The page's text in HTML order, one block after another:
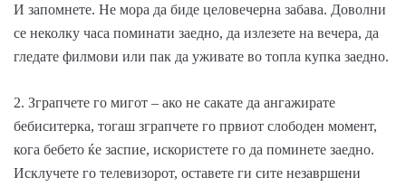
И запомнете. Не мора да биде целовечерна забава. Доволни
се неколку часа поминати заедно, да излезете на вечера, да
гледате филмови или пак да уживате во топла купка заедно.
2. Зграпчете го мигот – ако не сакате да ангажирате
бебиситерка, тогаш зграпчете го првиот слободен момент,
кога бебето ќе заспие, искористете го да поминете заедно.
Исклучете го телевизорот, оставете ги сите незавршени